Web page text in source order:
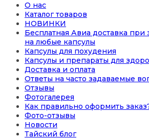
О нас
Каталог товаров
НОВИНКИ
Бесплатная Авиа доставка при
на любые капсулы
Капсулы для похудения
Капсулы и препараты для
Доставка и оплата
Ответы на часто задаваемые
Отзывы
Фотогалерея
Как правильно оформить
Фото-отзывы
Новости
Тайский блог